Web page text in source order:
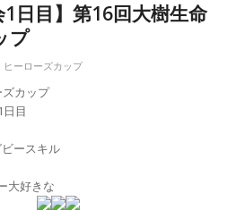
1日目】第16回大樹生命
プ
ヒーローズカップ
カップ
目
ースキル
大好きな